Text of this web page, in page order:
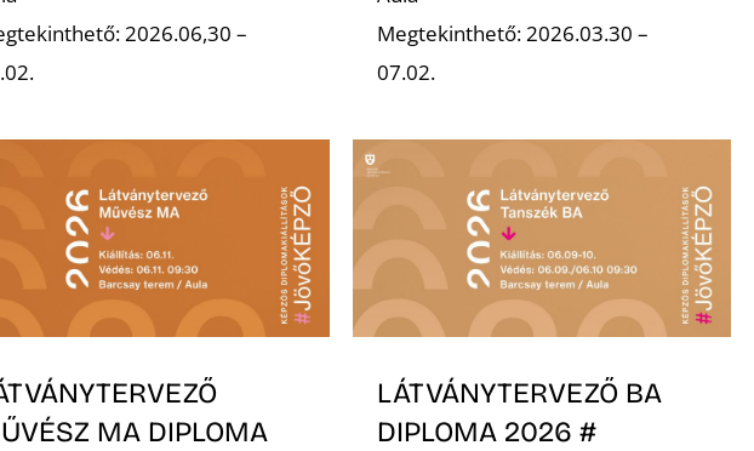
2026.06,30 –
Megtekinthető: 2026.03.30 –
07.02.
MA DIPLOMA
LÁTVÁNYTERVEZŐ BA
DIPLOMA 2026 #